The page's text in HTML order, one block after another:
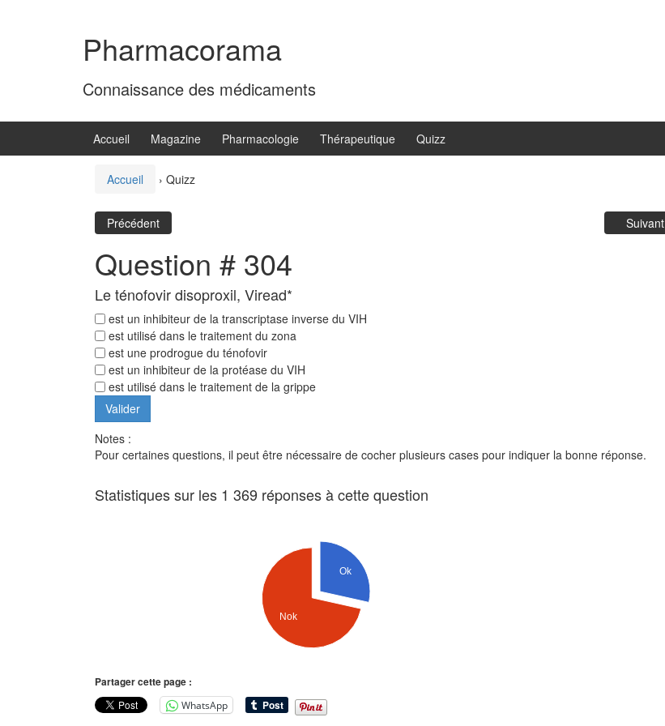
Pharmacorama
Connaissance des médicaments
Accueil Magazine Pharmacologie Thérapeutique Quizz
Accueil › Quizz
Précédent Suivant
Question # 304
Le ténofovir disoproxil, Viread*
est un inhibiteur de la transcriptase inverse du VIH
est utilisé dans le traitement du zona
est une prodrogue du ténofovir
est un inhibiteur de la protéase du VIH
est utilisé dans le traitement de la grippe
Notes :
Pour certaines questions, il peut être nécessaire de cocher plusieurs cases pour indiquer la bonne réponse.
Statistiques sur les 1 369 réponses à cette question
Ok
Nok
Partager cette page :
WhatsApp